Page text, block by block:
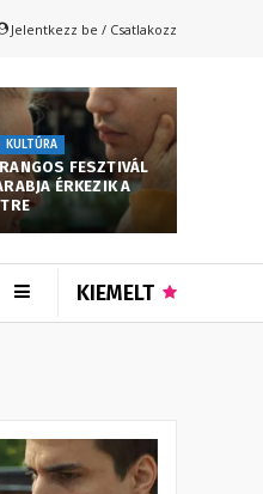
Jelentkezz be / Csatlakozz
KULTÚRA
FESZTIVÁL
ÉRKEZIK A
KIEMELT